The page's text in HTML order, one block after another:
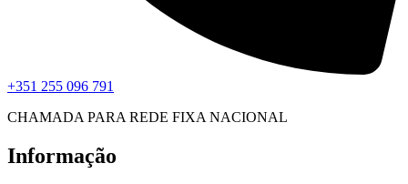
+351 255 096 791
CHAMADA PARA REDE FIXA NACIONAL
Informação